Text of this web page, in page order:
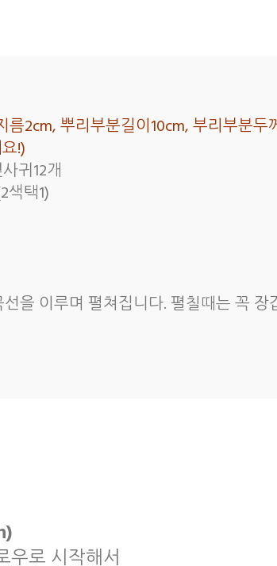
2cm, 뿌리부분길이10cm, 부리부분두
!)
귀12개
색택1)
을 이루며 펼쳐집니다. 펼칠때는 꼭 장
우로 시작해서